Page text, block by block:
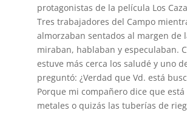
protagonistas de la película Los
Tres trabajadores del Campo
almorzaban sentados al margen de
miraban, hablaban y especulaban.
estuve más cerca los saludé y uno
preguntó: ¿Verdad que Vd. está
Porque mi compañero dice que
metales o quizás las tuberías de